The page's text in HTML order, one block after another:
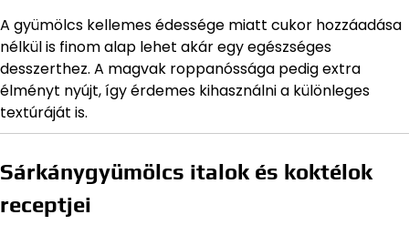
A gyümölcs kellemes édessége miatt cukor hozzáadása
nélkül is finom alap lehet akár egy egészséges
desszerthez. A magvak roppanóssága pedig extra
élményt nyújt, így érdemes kihasználni a különleges
textúráját is.
Sárkánygyümölcs italok és koktélok
receptjei